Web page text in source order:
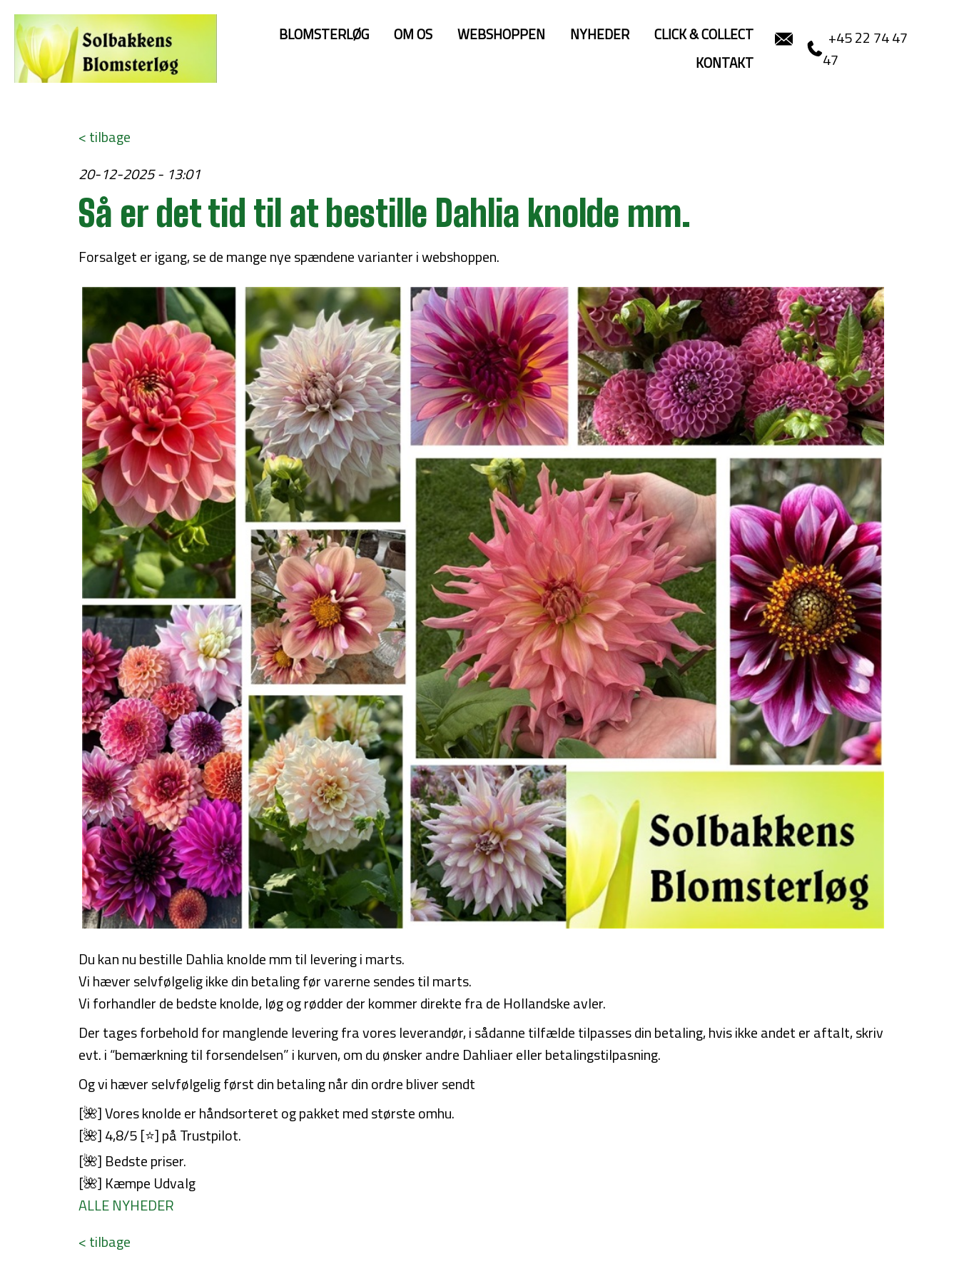
BLOMSTERLØG OM OS WEBSHOPPEN NYHEDER
CLICK & COLLECT
KONTAKT
+45 22 74 47
47
< tilbage
20-12-2025 - 13:01
Så er det tid til at bestille Dahlia knolde mm.
Forsalget er igang, se de mange nye spændene varianter i webshoppen.
Du kan nu bestille Dahlia knolde mm til levering i marts.
Vi hæver selvfølgelig ikke din betaling før varerne sendes til marts.
Vi forhandler de bedste knolde, løg og rødder der kommer direkte fra de Hollandske avler.
Der tages forbehold for manglende levering fra vores leverandør, i sådanne tilfælde tilpasses din betaling, hvis ikke andet er aftalt, skriv
evt. i “bemærkning til forsendelsen” i kurven, om du ønsker andre Dahliaer eller betalingstilpasning.
Og vi hæver selvfølgelig først din betaling når din ordre bliver sendt
[🌺] Vores knolde er håndsorteret og pakket med største omhu.
[🌺] 4,8/5 [⭐️] på Trustpilot.
[🌺] Bedste priser.
[🌺] Kæmpe Udvalg
ALLE NYHEDER
< tilbage